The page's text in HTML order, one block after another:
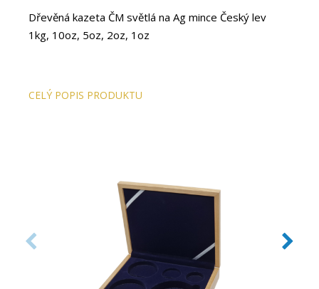
Dřevěná kazeta ČM světlá na Ag mince Český lev
1kg, 10oz, 5oz, 2oz, 1oz
CELÝ POPIS PRODUKTU